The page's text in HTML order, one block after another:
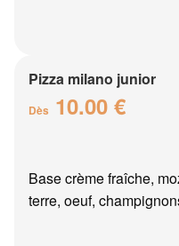
Pizza milano junior
Dès 10.00 €
Base crème fraîche,
terre, oeuf,